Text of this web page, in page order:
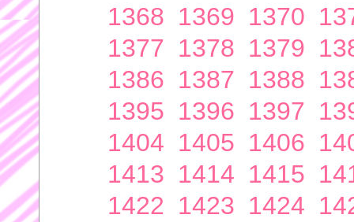
1368 1369 1370
1377 1378 1379
1386 1387 1388
1395 1396 1397
1404 1405 1406
1413 1414 1415
1422 1423 1424